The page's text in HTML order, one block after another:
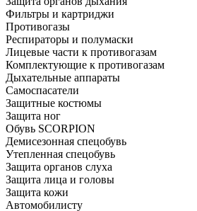
Фильтры и картриджи
Противогазы
Респираторы и полумаски
Лицевые части к противогазам
Комплектующие к противогазам
Дыхательные аппараты
Самоспасатели
Защитные костюмы
Защита ног
Обувь SCORPION
Демисезонная спецобувь
Утепленная спецобувь
Защита органов слуха
Защита лица и головы
Защита кожи
Автомобилисту